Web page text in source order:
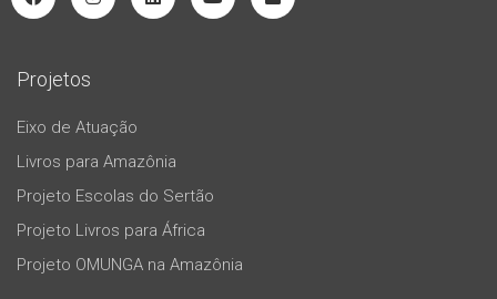
Projetos
Eixo de Atuação
Livros para Amazônia
Projeto Escolas do Sertão
Projeto Livros para África
Projeto OMUNGA na Amazônia